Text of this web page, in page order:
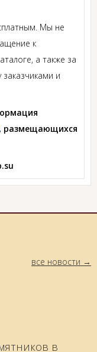
Мы не
к
а также за
и
, размещающихся
все новости
в